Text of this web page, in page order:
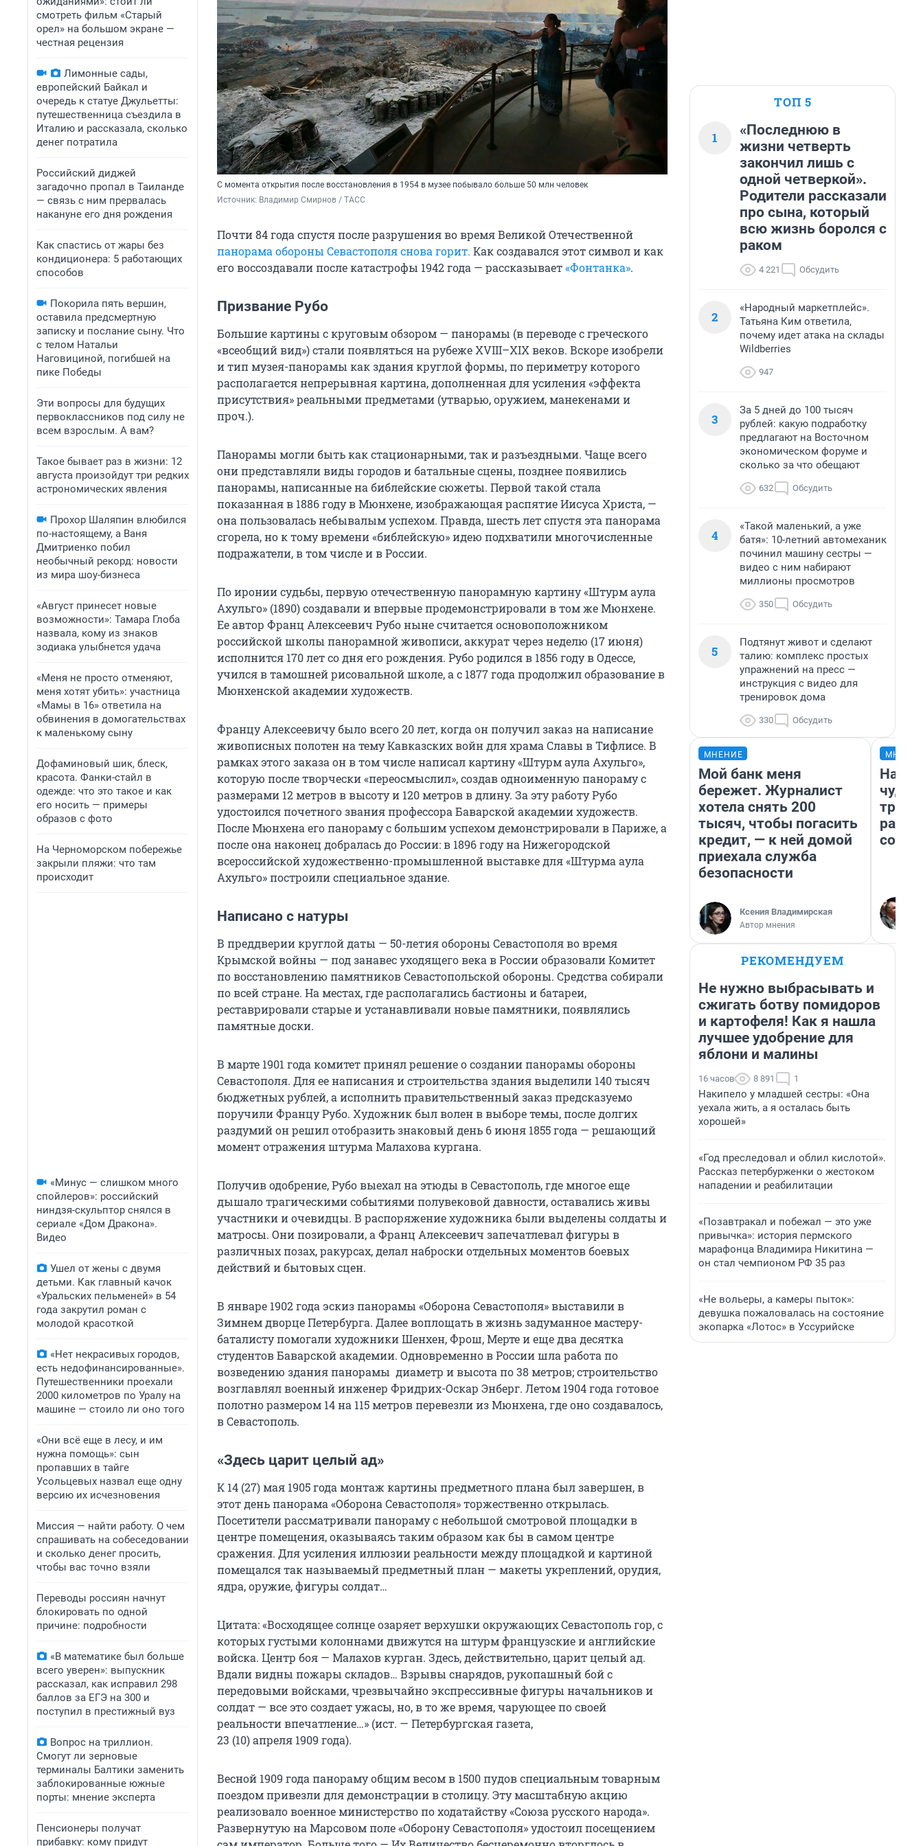
смотреть фильм «Старый
орел» на большом экране —
честная рецензия
Лимонные сады,
европейский Байкал и
очередь к статуе Джульетты:
путешественница съездила в
Италию и рассказала, сколько
денег потратила
Российский диджей
загадочно пропал в Таиланде
— связь с ним прервалась
накануне его дня рождения
Как спастись от жары без
кондиционера: 5 работающих
способов
Покорила пять вершин,
оставила предсмертную
записку и послание сыну. Что
с телом Натальи
Наговициной, погибшей на
пике Победы
Эти вопросы для будущих
первоклассников под силу не
всем взрослым. А вам?
Такое бывает раз в жизни: 12
августа произойдут три редких
астрономических явления
Прохор Шаляпин влюбился
по-настоящему, а Ваня
Дмитриенко побил
необычный рекорд: новости
из мира шоу-бизнеса
«Август принесет новые
возможности»: Тамара Глоба
назвала, кому из знаков
зодиака улыбнется удача
«Меня не просто отменяют,
меня хотят убить»: участница
«Мамы в 16» ответила на
обвинения в домогательствах
к маленькому сыну
Дофаминовый шик, блеск,
красота. Фанки-стайл в
одежде: что это такое и как
его носить — примеры
образов с фото
На Черноморском побережье
закрыли пляжи: что там
происходит
«Минус — слишком много
спойлеров»: российский
ниндзя-скульптор снялся в
сериале «Дом Дракона».
Видео
Ушел от жены с двумя
детьми. Как главный качок
«Уральских пельменей» в 54
года закрутил роман с
молодой красоткой
«Нет некрасивых городов,
есть недофинансированные».
Путешественники проехали
2000 километров по Уралу на
машине — стоило ли оно того
«Они всё еще в лесу, и им
нужна помощь»: сын
пропавших в тайге
Усольцевых назвал еще одну
версию их исчезновения
Миссия — найти работу. О чем
спрашивать на собеседовании
и сколько денег просить,
чтобы вас точно взяли
Переводы россиян начнут
блокировать по одной
причине: подробности
«В математике был больше
всего уверен»: выпускник
рассказал, как исправил 298
баллов за ЕГЭ на 300 и
поступил в престижный вуз
Вопрос на триллион.
Смогут ли зерновые
терминалы Балтики заменить
заблокированные южные
порты: мнение эксперта
Пенсионеры получат
прибавку: кому придут
С момента открытия после восстановления в 1954 в музее побывало больше 50 млн человек
Источник: Владимир Смирнов / ТАСС
Почти 84 года спустя после разрушения во время Великой Отечественной
панорама обороны Севастополя снова горит. Как создавался этот символ и как
его воссоздавали после катастрофы 1942 года — рассказывает«Фонтанка».
Призвание Рубо
Большие картины с круговым обзором — панорамы (в переводе с греческого
«всеобщий вид») стали появляться на рубеже XVIII–XIX веков. Вскоре изобрели
и тип музея-панорамы как здания круглой формы, по периметру которого
располагается непрерывная картина, дополненная для усиления «эффекта
присутствия» реальными предметами (утварью, оружием, манекенами и
проч.).
Панорамы могли быть как стационарными, так и разъездными. Чаще всего
они представляли виды городов и батальные сцены, позднее появились
панорамы, написанные на библейские сюжеты. Первой такой стала
показанная в 1886 году в Мюнхене, изображающая распятие Иисуса Христа, —
она пользовалась небывалым успехом. Правда, шесть лет спустя эта панорама
сгорела, но к тому времени «библейскую» идею подхватили многочисленные
подражатели, в том числе и в России.
По иронии судьбы, первую отечественную панорамную картину «Штурм аула
Ахульго» (1890) создавали и впервые продемонстрировали в том же Мюнхене.
Ее автор Франц Алексеевич Рубо ныне считается основоположником
российской школы панорамной живописи, аккурат через неделю (17 июня)
исполнится 170 летсо дня его рождения. Рубо родился в 1856 году в Одессе,
учился в тамошней рисовальной школе, а с 1877 года продолжил образование в
Мюнхенской академии художеств.
Францу Алексеевичу было всего 20 лет, когда он получил заказ на написание
живописных полотен на тему Кавказских войн для храма Славы в Тифлисе. В
рамках этого заказа он в том числе написал картину «Штурм аула Ахульго»,
которую после творчески «переосмыслил», создав одноименную панораму с
размерами 12 метровв высоту и 120 метровв длину. За эту работу Рубо
удостоился почетного звания профессора Баварской академии художеств.
После Мюнхена его панораму с большим успехом демонстрировали в Париже, а
после она наконец добралась до России: в 1896 году на Нижегородской
всероссийской художественно-промышленной выставке для «Штурма аула
Ахульго» построили специальное здание.
Написано с натуры
В преддверии круглой даты — 50-летияобороны Севастополя во время
Крымской войны — под занавес уходящего века в России образовали Комитет
по восстановлению памятников Севастопольской обороны. Средства собирали
по всей стране. На местах, где располагались бастионы и батареи,
реставрировали старые и устанавливали новые памятники, появлялись
памятные доски.
В марте 1901 года комитет принял решение о создании панорамы обороны
Севастополя. Для ее написания и строительства здания выделили 140 тысяч
бюджетных рублей, а исполнить правительственный заказ предсказуемо
поручили Францу Рубо. Художник был волен в выборе темы, после долгих
раздумий он решил отобразить знаковый день 6 июня 1855 года — решающий
момент отражения штурма Малахова кургана.
Получив одобрение, Рубо выехал на этюды в Севастополь, где многое еще
дышало трагическими событиями полувековой давности, оставались живы
участники и очевидцы. В распоряжение художника были выделены солдаты и
матросы. Они позировали, а Франц Алексеевич запечатлевал фигуры в
различных позах, ракурсах, делал наброски отдельных моментов боевых
действий и бытовых сцен.
В январе 1902 года эскиз панорамы «Оборона Севастополя» выставили в
Зимнем дворце Петербурга. Далее воплощать в жизнь задуманное мастеру-
баталисту помогали художники Шенхен, Фрош, Мерте и еще два десятка
студентов Баварской академии. Одновременно в России шла работа по
возведению здания панорамы диаметр и высота по38 метров; строительство
возглавлял военный инженер Фридрих-Оскар Энберг. Летом 1904 года готовое
полотно размером 14 на 115 метровперевезли из Мюнхена, где оно создавалось,
в Севастополь.
«Здесь царит целый ад»
К 14 (27) мая 1905 года монтаж картины предметного плана был завершен, в
этот день панорама «Оборона Севастополя» торжественно открылась.
Посетители рассматривали панораму с небольшой смотровой площадки в
центре помещения, оказываясь таким образом как бы в самом центре
сражения. Для усиления иллюзии реальности между площадкой и картиной
помещался так называемый предметный план — макеты укреплений, орудия,
ядра, оружие, фигуры солдат…
Цитата: «Восходящее солнце озаряет верхушки окружающих Севастополь гор, с
которых густыми колоннами движутся на штурм французские и английские
войска. Центр боя — Малахов курган. Здесь, действительно, царит целый ад.
Вдали видны пожары складов… Взрывы снарядов, рукопашный бой с
передовыми войсками, чрезвычайно экспрессивные фигуры начальников и
солдат — все это создает ужасы, но, в то же время, чарующее по своей
реальности впечатление…» (ист. — Петербургская газета,
23 (10) апреля 1909 года).
Весной 1909 года панораму общим весом в 1500 пудов специальным товарным
поездом привезли для демонстрации в столицу. Эту масштабную акцию
реализовало военное министерство по ходатайству «Союза русского народа».
Развернутую на Марсовом поле «Оборону Севастополя» удостоил посещением
ТОП 5
1
«Последнюю в
жизни четверть
закончил лишь с
одной четверкой».
Родители рассказали
про сына, который
всю жизнь боролся с
раком
4 221 Обсудить
2
«Народный маркетплейс».
Татьяна Ким ответила,
почему идет атака на склады
Wildberries
947
3
За 5 дней до 100 тысяч
рублей: какую подработку
предлагают на Восточном
экономическом форуме и
сколько за что обещают
632 Обсудить
4
«Такой маленький, а уже
батя»: 10-летний автомеханик
починил машину сестры —
видео с ним набирают
миллионы просмотров
350 Обсудить
5
Подтянут живот и сделают
талию: комплекс простых
упражнений на пресс —
инструкция с видео для
тренировок дома
330 Обсудить
МНЕНИЕ
Мой банк меня
бережет. Журналист
хотела снять 200
тысяч, чтобы погасить
кредит, — к ней домой
приехала служба
безопасности
Ксения Владимирская
Автор мнения
РЕКОМЕНДУЕМ
Не нужно выбрасывать и
сжигать ботву помидоров
и картофеля! Как я нашла
лучшее удобрение для
яблони и малины
16 часов 8 891 1
Накипело у младшей сестры: «Она
уехала жить, а я осталась быть
хорошей»
«Год преследовал и облил кислотой».
Рассказ петербурженки о жестоком
нападении и реабилитации
«Позавтракал и побежал — это уже
привычка»: история пермского
марафонца Владимира Никитина —
он стал чемпионом РФ 35 раз
«Не вольеры, а камеры пыток»:
девушка пожаловалась на состояние
экопарка «Лотос» в Уссурийске